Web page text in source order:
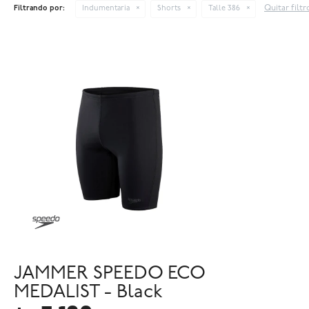
Filtrando por: Indumentaria Shorts Talle 386 Quitar
JAMMER SPEEDO ECO
MEDALIST - Black